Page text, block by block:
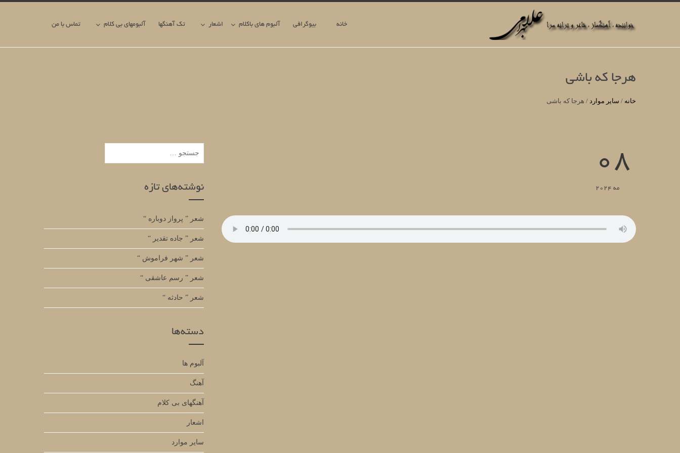
خانه بیوگرافی آلبوم های باکلام اشعار تک آهنگها آلبومهای بی کلام تماس با من
هرجا که باشی
خانه / سایر موارد / هرجا که باشی
08
مه 2024
جستجو
برای:
نوشته‌های تازه
شعر ” پرواز دوباره “
شعر ” جاده تقدیر “
شعر ” شهر فراموش “
شعر ” رسم عاشقی “
شعر ” حادثه “
دسته‌ها
آلبوم ها
آهنگ
آهنگهای بی کلام
اشعار
سایر موارد